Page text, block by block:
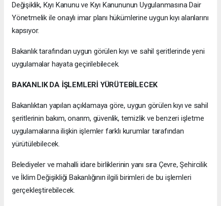
Değişiklik, Kıyı Kanunu ve Kıyı Kanununun Uygulanmasına Dair
Yönetmelik ile onaylı imar planı hükümlerine uygun kıyı alanlarını
kapsıyor.
Bakanlık tarafından uygun görülen kıyı ve sahil şeritlerinde yeni
uygulamalar hayata geçirilebilecek.
BAKANLIK DA İŞLEMLERİ YÜRÜTEBİLECEK
Bakanlıktan yapılan açıklamaya göre, uygun görülen kıyı ve sahil
şeritlerinin bakım, onarım, güvenlik, temizlik ve benzeri işletme
uygulamalarına ilişkin işlemler farklı kurumlar tarafından
yürütülebilecek.
Belediyeler ve mahalli idare birliklerinin yanı sıra Çevre, Şehircilik
ve İklim Değişikliği Bakanlığının ilgili birimleri de bu işlemleri
gerçekleştirebilecek.